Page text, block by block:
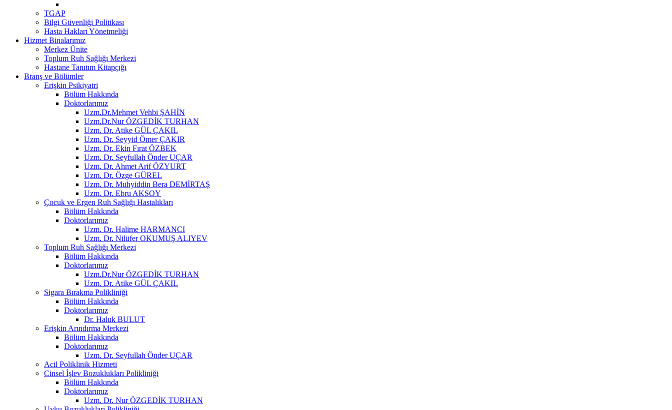
TGAP
Bilgi Güvenliği Politikası
Hasta Hakları Yönetmeliği
Hizmet Binalarımız
Merkez Ünite
Toplum Ruh Sağlığı Merkezi
Hastane Tanıtım Kitapçığı
Branş ve Bölümler
Erişkin Psikiyatri
Bölüm Hakkında
Doktorlarımız
Uzm.Dr.Mehmet Vehbi ŞAHİN
Uzm.Dr.Nur ÖZGEDİK TURHAN
Uzm. Dr. Atike GÜL ÇAKIL
Uzm. Dr. Seyyid Ömer ÇAKIR
Uzm. Dr. Ekin Fırat ÖZBEK
Uzm. Dr. Seyfullah Önder UÇAR
Uzm. Dr. Ahmet Arif ÖZYURT
Uzm. Dr. Özge GÜREL
Uzm. Dr. Muhyiddin Bera DEMİRTAŞ
Uzm. Dr. Ebru AKSOY
Çocuk ve Ergen Ruh Sağlığı Hastalıkları
Bölüm Hakkında
Doktorlarımız
Uzm. Dr. Halime HARMANCI
Uzm. Dr. Nilüfer OKUMUŞ ALIYEV
Toplum Ruh Sağlığı Merkezi
Bölüm Hakkında
Doktorlarımız
Uzm.Dr.Nur ÖZGEDİK TURHAN
Uzm. Dr. Atike GÜL ÇAKIL
Sigara Bırakma Polikliniği
Bölüm Hakkında
Doktorlarımız
Dr. Haluk BULUT
Erişkin Arındırma Merkezi
Bölüm Hakkında
Doktorlarımız
Uzm. Dr. Seyfullah Önder UÇAR
Acil Poliklinik Hizmeti
Cinsel İşlev Bozuklukları Polikliniği
Bölüm Hakkında
Doktorlarımız
Uzm. Dr. Nur ÖZGEDİK TURHAN